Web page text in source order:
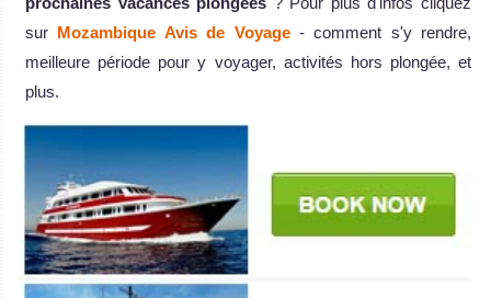
sur Mozambique Avis de Voyage- comment s'y rendre,
meilleure période pour y voyager, activités hors plongée, et
plus.